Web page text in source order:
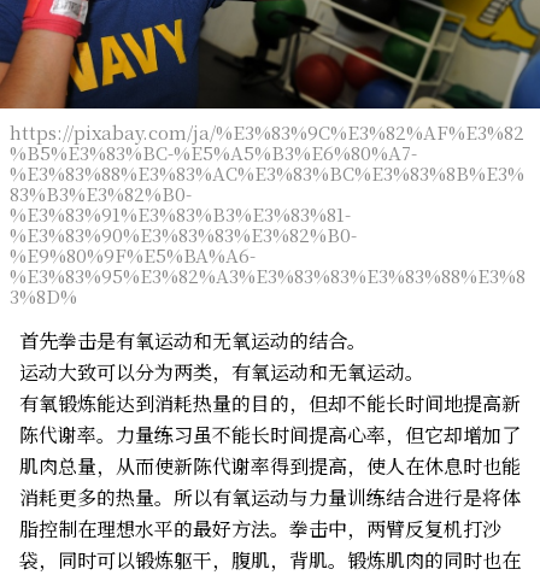
https://pixabay.com/ja/%E3%83%9C%E3%82%AF%E3%82
%B5%E3%83%BC-%E5%A5%B3%E6%80%A7-
%E3%83%88%E3%83%AC%E3%83%BC%E3%83%8B%E3%
83%B3%E3%82%B0-
%E3%83%91%E3%83%B3%E3%83%81-
%E3%83%90%E3%83%83%E3%82%B0-
%E9%80%9F%E5%BA%A6-
%E3%83%95%E3%82%A3%E3%83%83%E3%83%88%E3%8
3%8D%
首先拳击是有氧运动和无氧运动的结合。
运动大致可以分为两类，有氧运动和无氧运动。
有氧锻炼能达到消耗热量的目的，但却不能长时间地提高新
陈代谢率。力量练习虽不能长时间提高心率，但它却增加了
肌肉总量，从而使新陈代谢率得到提高，使人在休息时也能
消耗更多的热量。所以有氧运动与力量训练结合进行是将体
脂控制在理想水平的最好方法。拳击中，两臂反复机打沙
袋，同时可以锻炼躯干，腹肌，背肌。锻炼肌肉的同时也在